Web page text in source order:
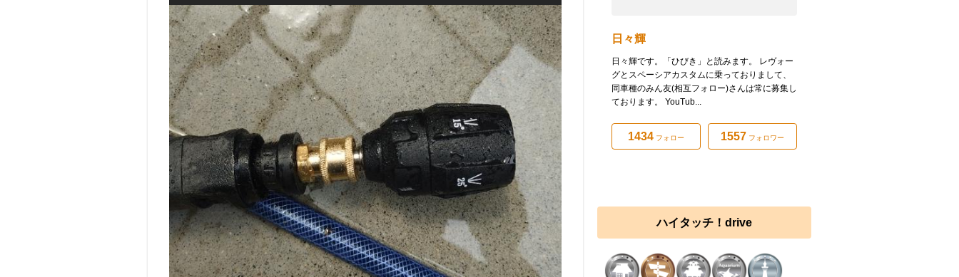
日々輝
日々輝です。「ひびき」と読みます。 レヴォー
グとスペーシアカスタムに乗っておりまして、
同車種のみん友(相互フォロー)さんは常に募集し
ております。 YouTub...
1434 フォロー 1557 フォロワー
ハイタッチ！drive